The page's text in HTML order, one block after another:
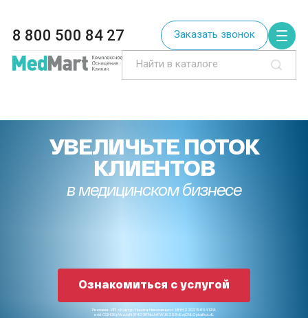
8 800 500 84 27 Заказать звонок
УВЕЛИЧЬТЕ ПОТОК
КЛИЕНТОВ
в медицинском бизнесе
Ознакомиться с услугой
Реклама. ИП «Ковтун Никита Николаевич» ИНН 230215654199.
erid CQH36pWzJqN3F4D9iFNoJoKWJK3S8xEzjCNLGpkafkoLdL